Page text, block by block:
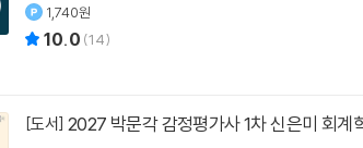
1,740원
10.0 (14)
[도서] 2027 박문각 감정평가사 1차 신은미 회계